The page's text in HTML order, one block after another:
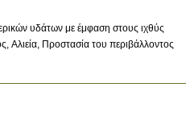
υδάτων με έμφαση στους ιχθύς
Αλιεία Προστασία του περιβάλλοντος